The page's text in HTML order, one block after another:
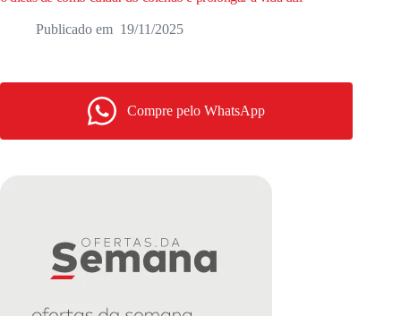
19/11/2025
Compre pelo WhatsApp